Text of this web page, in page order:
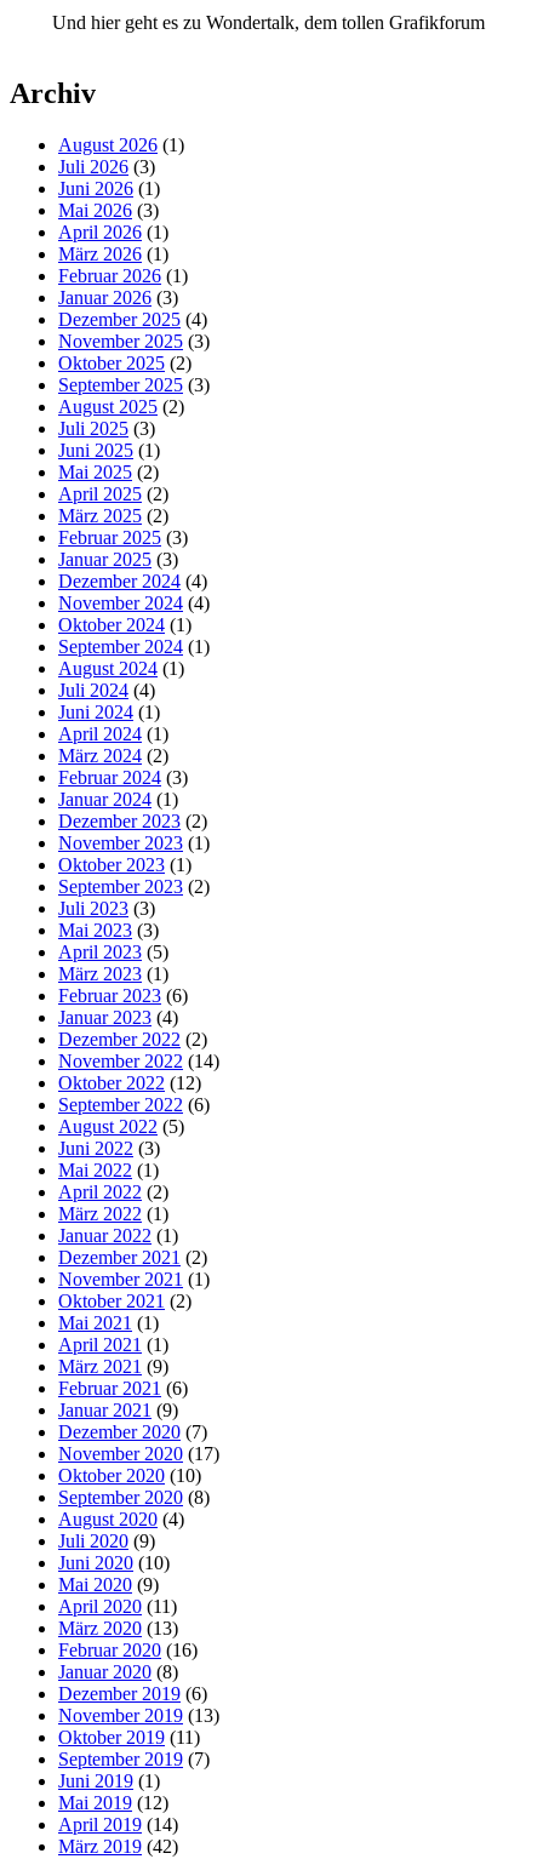
Und hier geht es zu Wondertalk, dem tollen Grafikforum
Archiv
August 2026 (1)
Juli 2026 (3)
Juni 2026 (1)
Mai 2026 (3)
April 2026 (1)
März 2026 (1)
Februar 2026 (1)
Januar 2026 (3)
Dezember 2025 (4)
November 2025 (3)
Oktober 2025 (2)
September 2025 (3)
August 2025 (2)
Juli 2025 (3)
Juni 2025 (1)
Mai 2025 (2)
April 2025 (2)
März 2025 (2)
Februar 2025 (3)
Januar 2025 (3)
Dezember 2024 (4)
November 2024 (4)
Oktober 2024 (1)
September 2024 (1)
August 2024 (1)
Juli 2024 (4)
Juni 2024 (1)
April 2024 (1)
März 2024 (2)
Februar 2024 (3)
Januar 2024 (1)
Dezember 2023 (2)
November 2023 (1)
Oktober 2023 (1)
September 2023 (2)
Juli 2023 (3)
Mai 2023 (3)
April 2023 (5)
März 2023 (1)
Februar 2023 (6)
Januar 2023 (4)
Dezember 2022 (2)
November 2022 (14)
Oktober 2022 (12)
September 2022 (6)
August 2022 (5)
Juni 2022 (3)
Mai 2022 (1)
April 2022 (2)
März 2022 (1)
Januar 2022 (1)
Dezember 2021 (2)
November 2021 (1)
Oktober 2021 (2)
Mai 2021 (1)
April 2021 (1)
März 2021 (9)
Februar 2021 (6)
Januar 2021 (9)
Dezember 2020 (7)
November 2020 (17)
Oktober 2020 (10)
September 2020 (8)
August 2020 (4)
Juli 2020 (9)
Juni 2020 (10)
Mai 2020 (9)
April 2020 (11)
März 2020 (13)
Februar 2020 (16)
Januar 2020 (8)
Dezember 2019 (6)
November 2019 (13)
Oktober 2019 (11)
September 2019 (7)
Juni 2019 (1)
Mai 2019 (12)
April 2019 (14)
März 2019 (42)